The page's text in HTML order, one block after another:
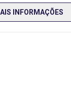
INFORMAÇÕES